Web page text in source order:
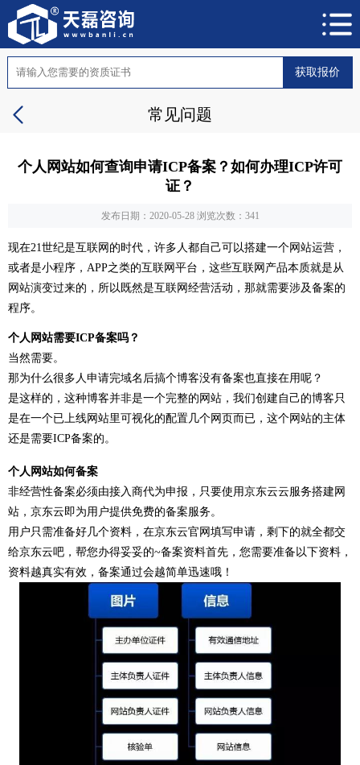
获取报价
常见问题
个人网站如何查询申请ICP备案？如何办理ICP许可
证？
发布日期：2020-05-28 浏览次数：341
现在21世纪是互联网的时代，许多人都自己可以搭建一个网站运营，
或者是小程序，APP之类的互联网平台，这些互联网产品本质就是从
网站演变过来的，所以既然是互联网经营活动，那就需要涉及备案的
程序。
个人网站需要ICP备案吗？
当然需要。
那为什么很多人申请完域名后搞个博客没有备案也直接在用呢？
是这样的，这种博客并非是一个完整的网站，我们创建自己的博客只
是在一个已上线网站里可视化的配置几个网页而已，这个网站的主体
还是需要ICP备案的。
个人网站如何备案
非经营性备案必须由接入商代为申报，只要使用京东云云服务搭建网
站，京东云即为用户提供免费的备案服务。
用户只需准备好几个资料，在京东云官网填写申请，剩下的就全都交
给京东云吧，帮您办得妥妥的~备案资料首先，您需要准备以下资料，
资料越真实有效，备案通过会越简单迅速哦！